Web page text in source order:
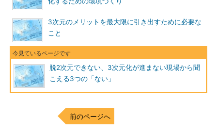
3次元のメリットを最大限に引き出すために必要な
こと
脱2次元できない、3次元化が進まない現場から聞
こえる3つの「ない」
前のページへ